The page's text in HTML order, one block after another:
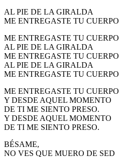
AL PIE DE LA GIRALDA
ME ENTREGASTE TU CUERPO
ME ENTREGASTE TU CUERPO
AL PIE DE LA GIRALDA
ME ENTREGASTE TU CUERPO
AL PIE DE LA GIRALDA
ME ENTREGASTE TU CUERPO
ME ENTREGASTE TU CUERPO
Y DESDE AQUEL MOMENTO
DE TI ME SIENTO PRESO.
Y DESDE AQUEL MOMENTO
DE TI ME SIENTO PRESO.
BÉSAME,
NO VES QUE MUERO DE SED